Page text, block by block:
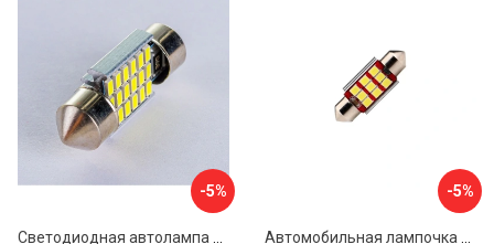
-5%
Светодиодная автолампа SKYWAY T11C5W S08201442
-5%
Автомобильная лампочка Вымпел HT-07-3909 9SMD 5137